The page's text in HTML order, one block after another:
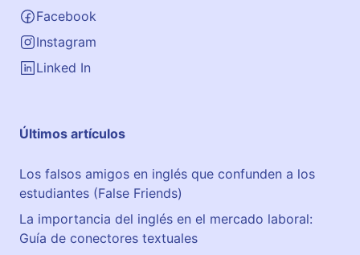
Facebook
Instagram
Linked In
Últimos artículos
Los falsos amigos en inglés que confunden a los
estudiantes (False Friends)
La importancia del inglés en el mercado laboral:
Guía de conectores textuales